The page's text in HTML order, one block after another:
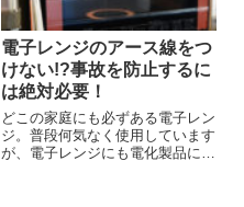
電子レンジのアース線をつ
けない!?事故を防止するに
は絶対必要！
どこの家庭にも必ずある電子レン
ジ。普段何気なく使用しています
が、電子レンジにも電化製品につ